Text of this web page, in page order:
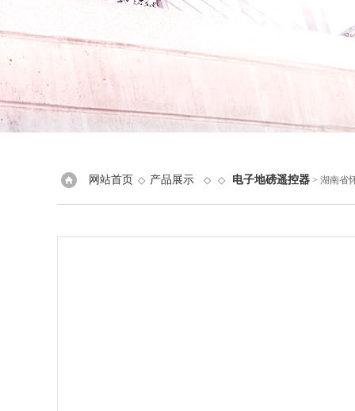
网站首页 ◇ 产品展示 ◇ ◇ 电子地磅遥控器 > 湖南省